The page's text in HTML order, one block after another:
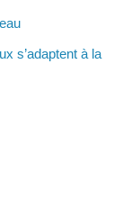
s’adaptent à la